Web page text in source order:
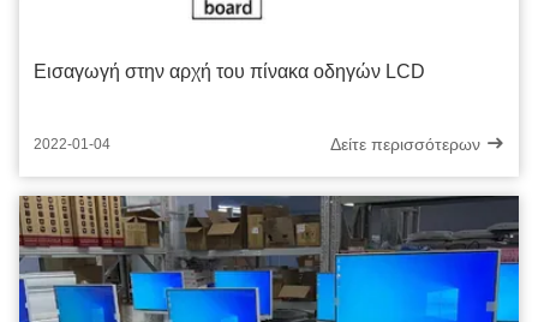
Εισαγωγή στην αρχή του πίνακα οδηγών LCD
2022-01-04 Δείτε περισσότερων